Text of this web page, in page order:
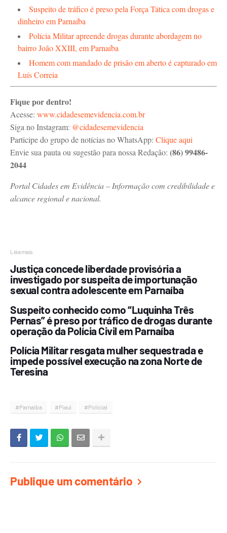
Suspeito de tráfico é preso pela Força Tática com drogas e
dinheiro em Parnaíba
Polícia Militar apreende drogas durante abordagem no
bairro João XXIII, em Parnaíba
Homem com mandado de prisão em aberto é capturado em
Luís Correia
Fique por dentro!
Acesse: www.cidadesemevidencia.com.br
Siga no Instagram: @cidadesemevidencia
Participe do grupo de notícias no WhatsApp: Clique aqui
Envie sua pauta ou sugestão para nossa Redação: (86) 99486-
2044
Portal Cidades em Evidência – Informação com credibilidade e
alcance regional e nacional.
Leia mais
Justiça concede liberdade provisória a
investigado por suspeita de importunação
sexual contra adolescente em Parnaíba
Suspeito conhecido como “Luquinha Três
Pernas” é preso por tráfico de drogas durante
operação da Polícia Civil em Parnaíba
Polícia Militar resgata mulher sequestrada e
impede possível execução na zona Norte de
Teresina
#Parnaíba #Piauí #Policial
Publique um comentário